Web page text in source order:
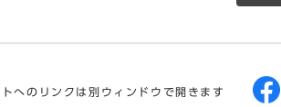
へのリンクは別ウィンドウで開きます